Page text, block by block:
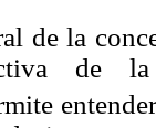
de la
de